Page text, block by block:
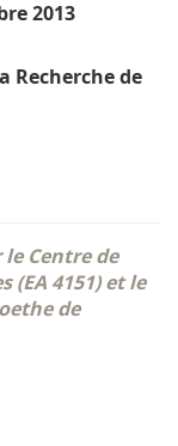
2013
Recherche de
Centre de
(EA 4151) et le
de